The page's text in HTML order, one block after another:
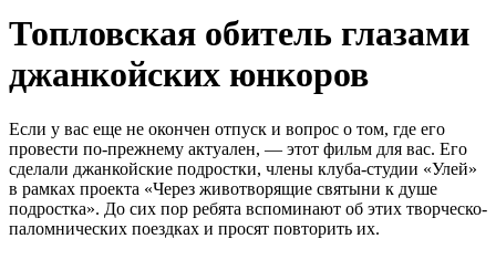
Топловская обитель глазами
джанкойских юнкоров
Если у вас еще не окончен отпуск и вопрос о том, где его
провести по-прежнему актуален, — этот фильм для вас. Его
сделали джанкойские подростки, члены клуба-студии «Улей»
в рамках проекта «Через животворящие святыни к душе
подростка». До сих пор ребята вспоминают об этих творческо-
паломнических поездках и просят повторить их.